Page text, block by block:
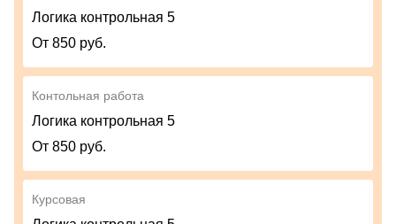
Логика контрольная 5
От 850 руб.
Контольная работа
Логика контрольная 5
От 850 руб.
Курсовая